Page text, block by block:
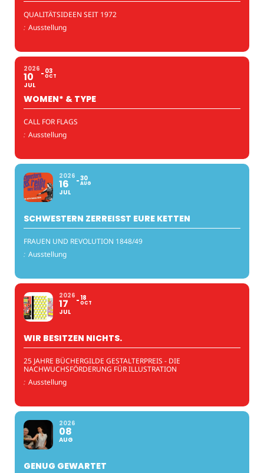
QUALITÄTSIDEEN SEIT 1972
: Ausstellung
2026
10
JUL
03
OCT
WOMEN* & TYPE
CALL FOR FLAGS
: Ausstellung
2026
16
JUL
30
AUG
SCHWESTERN ZERREISST EURE KETTEN
FRAUEN UND REVOLUTION 1848/49
: Ausstellung
2026
17
JUL
18
OCT
WIR BESITZEN NICHTS.
25 JAHRE BÜCHERGILDE GESTALTERPREIS - DIE
NACHWUCHSFÖRDERUNG FÜR ILLUSTRATION
: Ausstellung
2026
08
AUG
GENUG GEWARTET